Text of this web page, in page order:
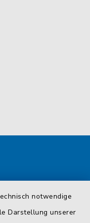
notwendige
Darstellung unserer